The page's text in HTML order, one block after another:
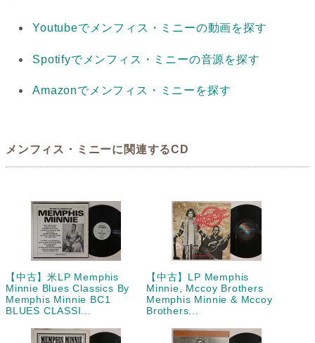
Youtubeでメンフィス・ミニーの動画を探す
Spotifyでメンフィス・ミニーの音源を探す
Amazonでメンフィス・ミニーを探す
メンフィス・ミニーに関連するCD
【中古】米LP Memphis
Minnie Blues Classics By
Memphis Minnie BC1
BLUES CLASSI...
【中古】LP Memphis
Minnie, Mccoy Brothers
Memphis Minnie & Mccoy
Brothers...